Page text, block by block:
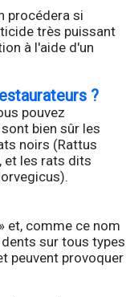
procédera si
très puissant
à l'aide d'un
?
pouvez
bien sûr les
noirs (Rattus
et les rats dits
et, comme ce nom
sur tous types
peuvent provoquer